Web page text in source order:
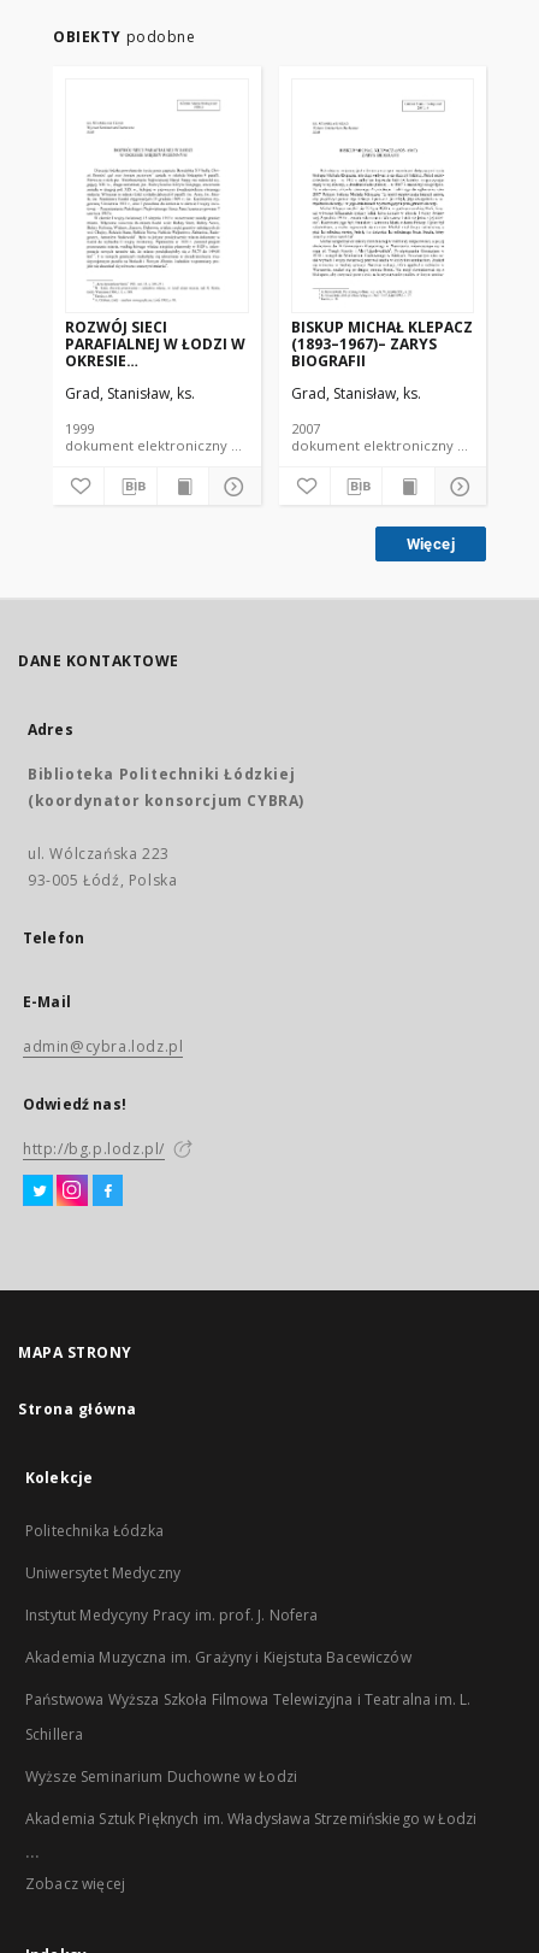
OBIEKTY podobne
ROZWÓJ SIECI
PARAFIALNEJ W ŁODZI W
OKRESIE
Grad, Stanisław, ks.
1999
dokument elektroniczny czasopismo
BISKUP MICHAŁ KLEPACZ
(1893–1967)– ZARYS
BIOGRAFII
Grad, Stanisław, ks.
2007
dokument elektroniczny czasopismo
Więcej
DANE KONTAKTOWE
Adres
Biblioteka Politechniki Łódzkiej
(koordynator konsorcjum CYBRA)
ul. Wólczańska 223
93-005 Łódź, Polska
Telefon
E-Mail
admin@cybra.lodz.pl
Odwiedź nas!
http://bg.p.lodz.pl/
MAPA STRONY
Strona główna
Kolekcje
Politechnika Łódzka
Uniwersytet Medyczny
Instytut Medycyny Pracy im. prof. J. Nofera
Akademia Muzyczna im. Grażyny i Kiejstuta Bacewiczów
Państwowa Wyższa Szkoła Filmowa Telewizyjna i Teatralna im. L.
Schillera
Wyższe Seminarium Duchowne w Łodzi
Akademia Sztuk Pięknych im. Władysława Strzemińskiego w Łodzi
...
Zobacz więcej